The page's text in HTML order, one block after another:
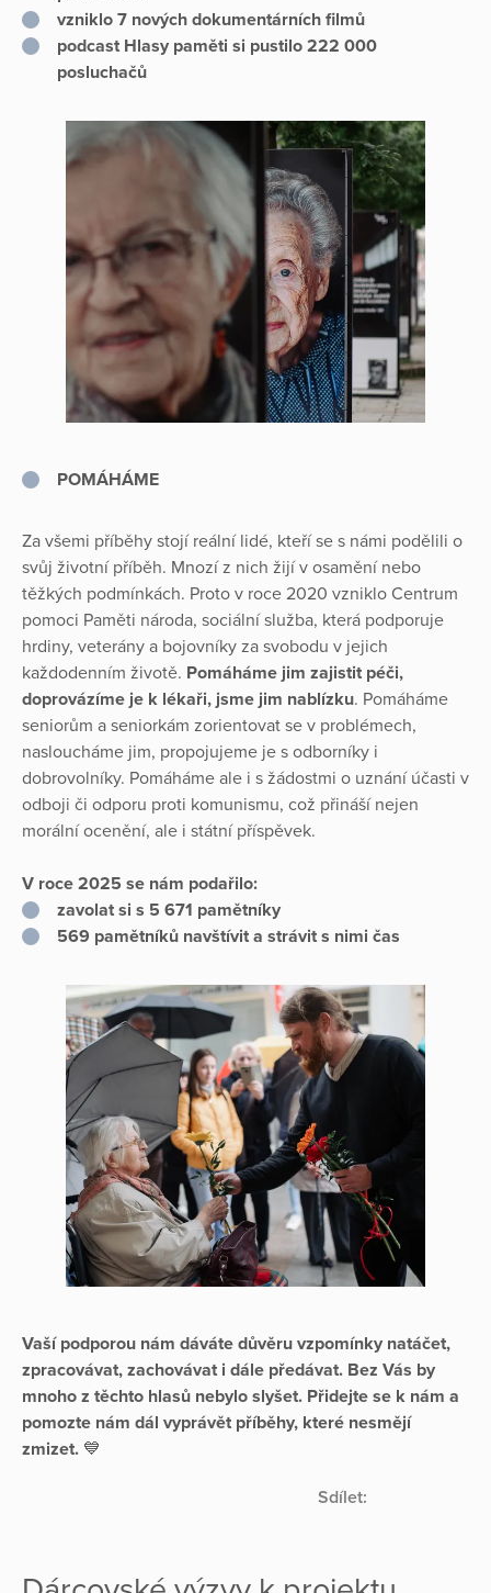
vzniklo 7 nových dokumentárních filmů
podcast Hlasy paměti si pustilo 222 000
posluchačů
POMÁHÁME
Za všemi příběhy stojí reální lidé, kteří se s námi podělili o
svůj životní příběh. Mnozí z nich žijí v osamění nebo
těžkých podmínkách. Proto v roce 2020 vzniklo Centrum
pomoci Paměti národa, sociální služba, která podporuje
hrdiny, veterány a bojovníky za svobodu v jejich
každodenním životě. Pomáháme jim zajistit péči,
doprovázíme je k lékaři, jsme jim nablízku. Pomáháme
seniorům a seniorkám zorientovat se v problémech,
nasloucháme jim, propojujeme je s odborníky i
dobrovolníky. Pomáháme ale i s žádostmi o uznání účasti v
odboji či odporu proti komunismu, což přináší nejen
morální ocenění, ale i státní příspěvek.
V roce 2025 se nám podařilo:
zavolat si s 5 671 pamětníky
569 pamětníků navštívit a strávit s nimi čas
Vaší podporou nám dáváte důvěru vzpomínky natáčet,
zpracovávat, zachovávat i dále předávat. Bez Vás by
mnoho z těchto hlasů nebylo slyšet. Přidejte se k nám a
pomozte nám dál vyprávět příběhy, které nesmějí
zmizet. 💙
Sdílet: